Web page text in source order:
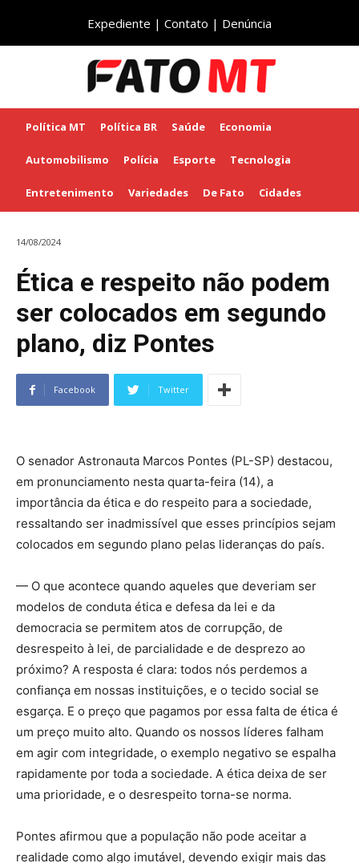
Expediente | Contato | Denúncia
Política MT Política BR Saúde Economia
Automobilismo Polícia Esporte Tecnologia
Entretenimento Variedades De Fato Cidades
14/08/2024
Ética e respeito não podem
ser colocados em segundo
plano, diz Pontes
Facebook Twitter
O senador Astronauta Marcos Pontes (PL-SP) destacou,
em pronunciamento nesta quarta-feira (14), a
importância da ética e do respeito para a sociedade,
ressaltando ser inadmissível que esses princípios sejam
colocados em segundo plano pelas lideranças do país.
— O que acontece quando aqueles que deveriam ser
modelos de conduta ética e defesa da lei e da
democracia se permitem atos de corrupção, de
desrespeito à lei, de parcialidade e de desprezo ao
próximo? A resposta é clara: todos nós perdemos a
confiança em nossas instituições, e o tecido social se
esgarça. E o preço que pagamos por essa falta de ética é
um preço muito alto. Quando os nossos líderes falham
em agir com integridade, o exemplo negativo se espalha
rapidamente por toda a sociedade. A ética deixa de ser
uma prioridade, e o desrespeito torna-se norma.
Pontes afirmou que a população não pode aceitar a
realidade como algo imutável, devendo exigir mais das